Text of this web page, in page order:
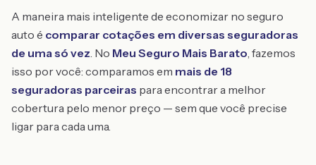
A maneira mais inteligente de economizar no seguro
auto é comparar cotações em diversas seguradoras
de uma só vez. No Meu Seguro Mais Barato, fazemos
isso por você: comparamos em mais de 18
seguradoras parceiras para encontrar a melhor
cobertura pelo menor preço — sem que você precise
ligar para cada uma.